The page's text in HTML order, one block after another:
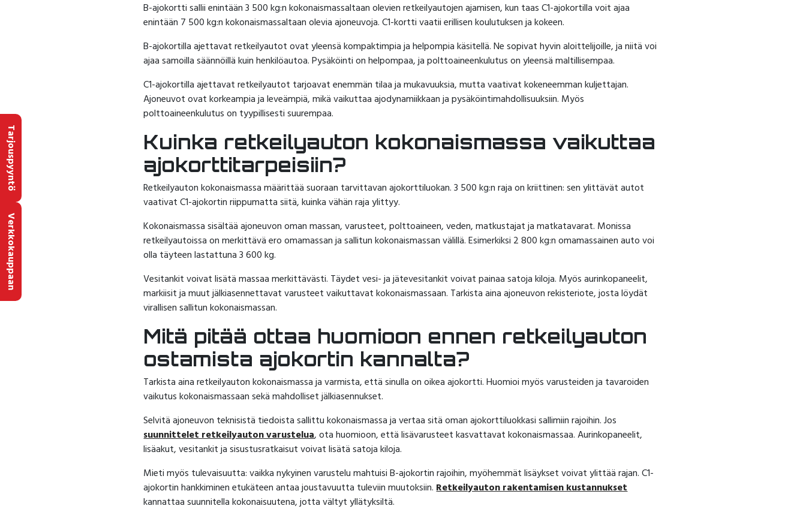
B-ajokortti sallii enintään 3 500 kg:n kokonaismassaltaan olevien retkeilyautojen ajamisen, kun taas C1-ajokortilla voit ajaa
enintään 7 500 kg:n kokonaismassaltaan olevia ajoneuvoja. C1-kortti vaatii erillisen koulutuksen ja kokeen.
B-ajokortilla ajettavat retkeilyautot ovat yleensä kompaktimpia ja helpompia käsitellä. Ne sopivat hyvin aloittelijoille, ja niitä voi
ajaa samoilla säännöillä kuin henkilöautoa. Pysäköinti on helpompaa, ja polttoaineenkulutus on yleensä maltillisempaa.
C1-ajokortilla ajettavat retkeilyautot tarjoavat enemmän tilaa ja mukavuuksia, mutta vaativat kokeneemman kuljettajan.
Ajoneuvot ovat korkeampia ja leveämpiä, mikä vaikuttaa ajodynamiikkaan ja pysäköintimahdollisuuksiin. Myös
polttoaineenkulutus on tyypillisesti suurempaa.
Kuinka retkeilyauton kokonaismassa vaikuttaa
ajokorttitarpeisiin?
Retkeilyauton kokonaismassa määrittää suoraan tarvittavan ajokorttiluokan. 3 500 kg:n raja on kriittinen: sen ylittävät autot
vaativat C1-ajokortin riippumatta siitä, kuinka vähän raja ylittyy.
Kokonaismassa sisältää ajoneuvon oman massan, varusteet, polttoaineen, veden, matkustajat ja matkatavarat. Monissa
retkeilyautoissa on merkittävä ero omamassan ja sallitun kokonaismassan välillä. Esimerkiksi 2 800 kg:n omamassainen auto voi
olla täyteen lastattuna 3 600 kg.
Vesitankit voivat lisätä massaa merkittävästi. Täydet vesi- ja jätevesitankit voivat painaa satoja kiloja. Myös aurinkopaneelit,
markiisit ja muut jälkiasennettavat varusteet vaikuttavat kokonaismassaan. Tarkista aina ajoneuvon rekisteriote, josta löydät
virallisen sallitun kokonaismassan.
Mitä pitää ottaa huomioon ennen retkeilyauton
ostamista ajokortin kannalta?
Tarkista aina retkeilyauton kokonaismassa ja varmista, että sinulla on oikea ajokortti. Huomioi myös varusteiden ja tavaroiden
vaikutus kokonaismassaan sekä mahdolliset jälkiasennukset.
Selvitä ajoneuvon teknisistä tiedoista sallittu kokonaismassa ja vertaa sitä oman ajokorttiluokkasi sallimiin rajoihin. Jos
suunnittelet retkeilyauton varustelua, ota huomioon, että lisävarusteet kasvattavat kokonaismassaa. Aurinkopaneelit,
lisäakut, vesitankit ja sisustusratkaisut voivat lisätä satoja kiloja.
Mieti myös tulevaisuutta: vaikka nykyinen varustelu mahtuisi B-ajokortin rajoihin, myöhemmät lisäykset voivat ylittää rajan. C1-
ajokortin hankkiminen etukäteen antaa joustavuutta tuleviin muutoksiin.Retkeilyauton rakentamisen kustannukset
kannattaa suunnitella kokonaisuutena, jotta vältyt yllätyksiltä.
Tarjouspyyntö
Verkkokauppaan